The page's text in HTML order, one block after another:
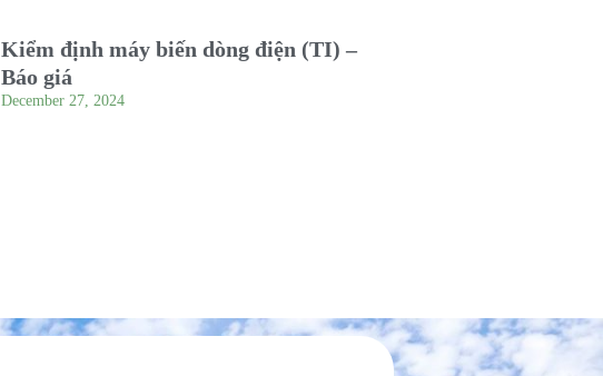
Kiểm định máy biến dòng điện (TI) –
Báo giá
December 27, 2024